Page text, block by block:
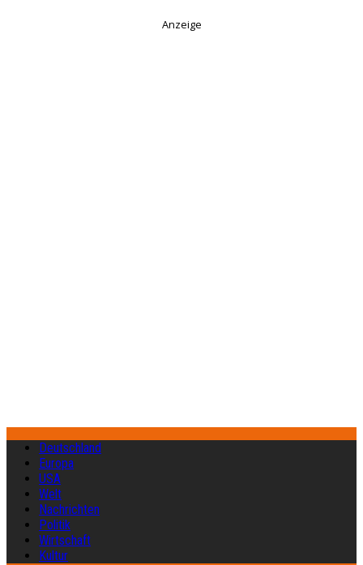
Anzeige
Deutschland
Europa
USA
Welt
Nachrichten
Politik
Wirtschaft
Kultur